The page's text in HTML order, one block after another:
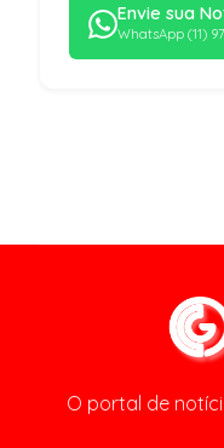
Envie sua
WhatsApp (11)
O portal de